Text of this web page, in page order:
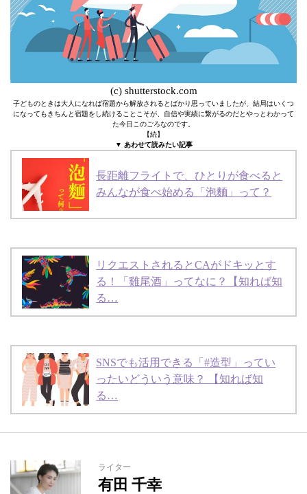
(c) shutterstock.com
子どものときは大人になれば宿題から解放されるとばかり思っていましたが、結局はいくつ
になってもきちんと宿題をし続けることこそが、自信や実績に繋がるのだとやっとわかって
た今日このごろなのです。
【続】
▼ あわせて読みたい記事
長距離フライトで、ひとりが食べると
みんなが食べ始める「泡麵」って？
リクエストされるとCAがドキッとす
る！「雞尾酒」ってなに？【知れば知
る…
SNSでも活用できる「#造型」ってい
ったいどういう意味？ 【知れば知
る…
ライター
有田 千幸